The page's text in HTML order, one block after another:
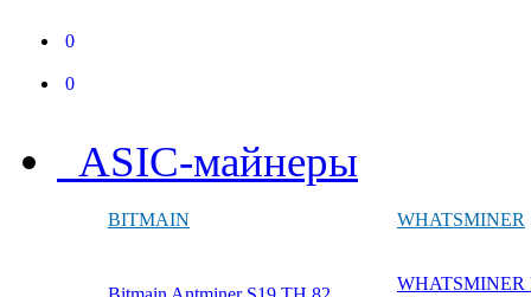
0
0
ASIC-майнеры
BITMAIN WHATSMINER
WHATSMINER